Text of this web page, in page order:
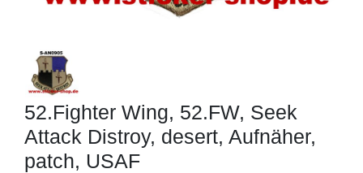
52.Fighter Wing, 52.FW, Seek
Attack Distroy, desert, Aufnäher,
patch, USAF